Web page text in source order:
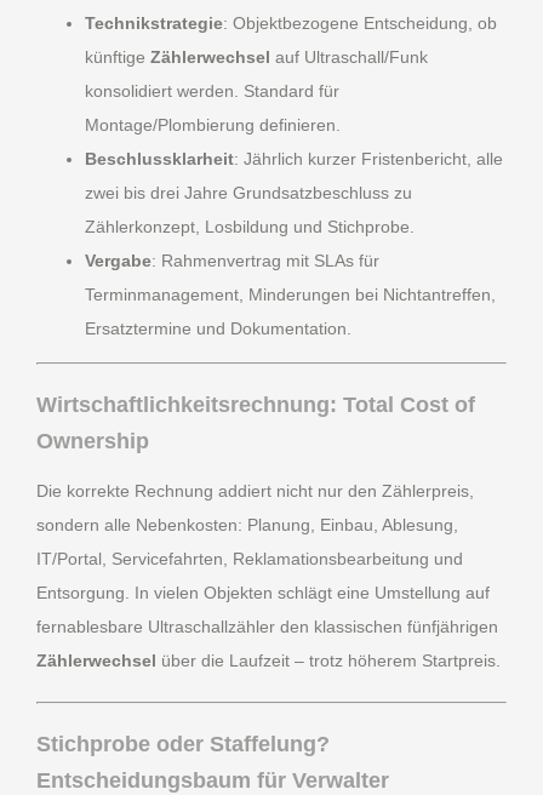
Technikstrategie: Objektbezogene Entscheidung, ob
künftige Zählerwechsel auf Ultraschall/Funk
konsolidiert werden. Standard für
Montage/Plombierung definieren.
Beschlussklarheit: Jährlich kurzer Fristenbericht, alle
zwei bis drei Jahre Grundsatzbeschluss zu
Zählerkonzept, Losbildung und Stichprobe.
Vergabe: Rahmenvertrag mit SLAs für
Terminmanagement, Minderungen bei Nichtantreffen,
Ersatztermine und Dokumentation.
Wirtschaftlichkeitsrechnung: Total Cost of
Ownership
Die korrekte Rechnung addiert nicht nur den Zählerpreis,
sondern alle Nebenkosten: Planung, Einbau, Ablesung,
IT/Portal, Servicefahrten, Reklamationsbearbeitung und
Entsorgung. In vielen Objekten schlägt eine Umstellung auf
fernablesbare Ultraschallzähler den klassischen fünfjährigen
Zählerwechsel über die Laufzeit – trotz höherem Startpreis.
Stichprobe oder Staffelung?
Entscheidungsbaum für Verwalter